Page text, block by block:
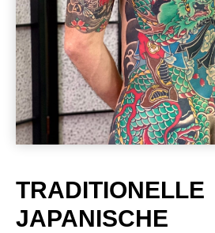
TRADITIONELLE
JAPANISCHE